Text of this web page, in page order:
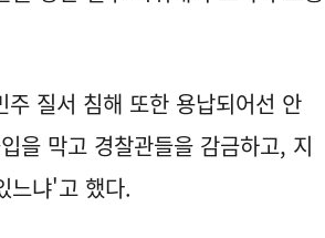
질서 침해 또한 용납되어선 안
을 막고 경찰관들을 감금하고, 지
느냐'고 했다.